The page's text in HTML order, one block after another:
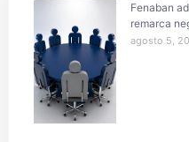
Fenaban
remarca
agosto 5,